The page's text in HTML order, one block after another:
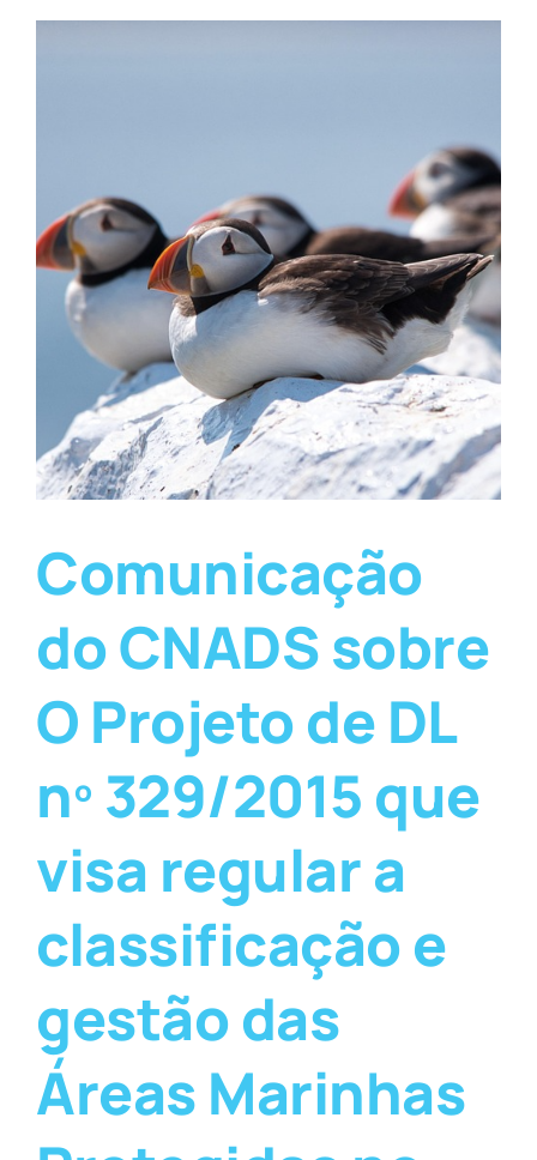
Comunicação
do CNADS sobre
O Projeto de DL
nº 329/2015 que
visa regular a
classificação e
gestão das
Áreas Marinhas